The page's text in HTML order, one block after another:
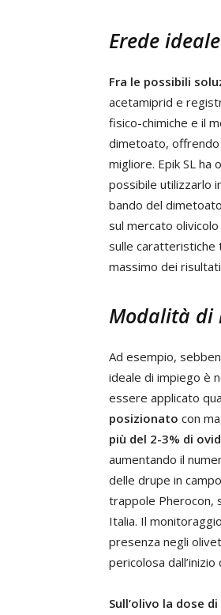
Erede
Fra le possibili
acetamiprid e
fisico-chimiche e il
dimetoato,
migliore. Epik SL ha
possibile utilizzarlo
bando del
sul mercato
sulle
massimo dei
Modalità di
Ad esempio,
ideale di impiego è
essere applicato
posizionato con
più del 2-3% di
aumentando il
delle drupe in
trappole Pherocon,
Italia. Il
presenza negli
pericolosa dall’inizio
Sull’olivo la dose